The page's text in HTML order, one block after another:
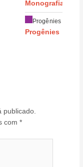
Monografias
Progênies
Progênies
publicado.
com*